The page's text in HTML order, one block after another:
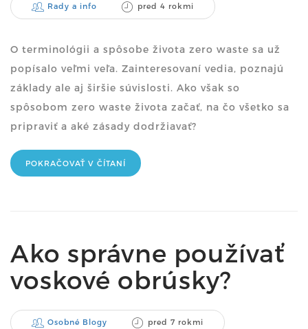
Rady a info pred 4 rokmi
O terminológii a spôsobe života zero waste sa už
popísalo veľmi veľa. Zainteresovaní vedia, poznajú
základy ale aj širšie súvislosti. Ako však so
spôsobom zero waste života začať, na čo všetko sa
pripraviť a aké zásady dodržiavať?
POKRAČOVAŤ V ČÍTANÍ
Ako správne používať
voskové obrúsky?
Osobné Blogy pred 7 rokmi